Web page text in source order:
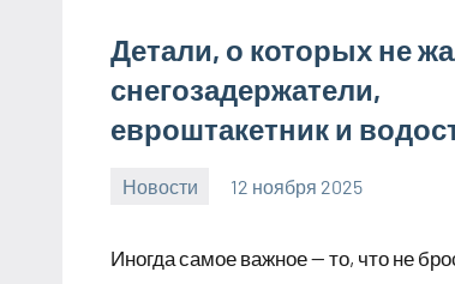
Детали, о которых не
снегозадержатели,
евроштакетник и
Новости 12 ноября 2025
Иногда самое важное — то, что не